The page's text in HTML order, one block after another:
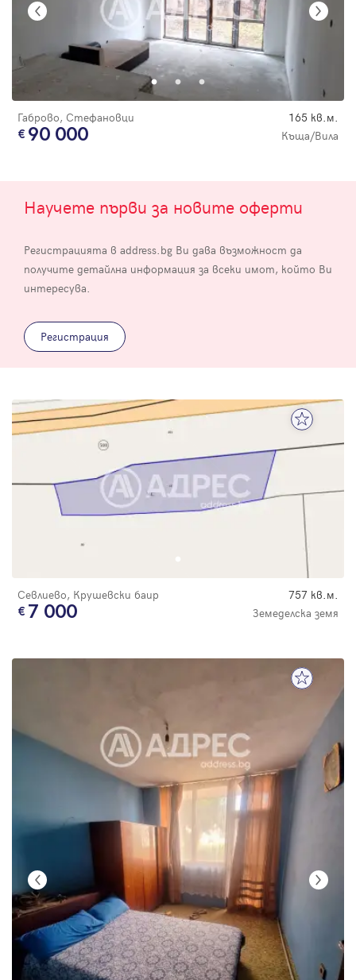
Габрово, Стефановци 165 кв.м.
90 000 Къща/Вила
Научете първи за новите оферти
Регистрацията в address.bg Ви дава възможност да
получите детайлна информация за всеки имот, който Ви
интересува.
Регистрация
Севлиево, Крушевски баир 757 кв.м.
7 000 Земеделска земя